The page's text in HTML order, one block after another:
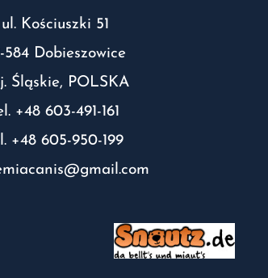
ul. Kościuszki 51
584 Dobieszowice
Śląskie, POLSKA
+48 603-491-161
+48 605-950-199